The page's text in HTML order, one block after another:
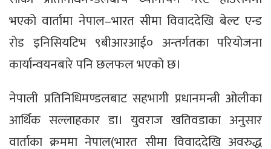
भएको वार्तामा नेपाल–भारत सीमा विवाददेखि बेल्ट एन्ड
रोड इनिसियटिभ ९बीआरआई० अन्तर्गतका परियोजना
कार्यान्वयनबारे पनि छलफल भएको छ।
नेपाली प्रतिनिधिमण्डलबाट सहभागी प्रधानमन्त्री ओलीका
आर्थिक सल्लाहकार डा। युवराज खतिवडाका अनुसार
वार्ताका क्रममा नेपाल(भारत सीमा विवाददेखि अवरुद्ध